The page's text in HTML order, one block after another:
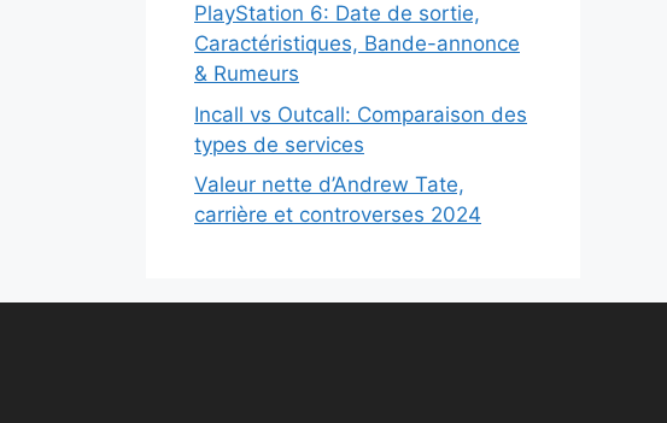
PlayStation 6: Date de sortie,
Caractéristiques, Bande-annonce
& Rumeurs
Incall vs Outcall: Comparaison des
types de services
Valeur nette d’Andrew Tate,
carrière et controverses 2024